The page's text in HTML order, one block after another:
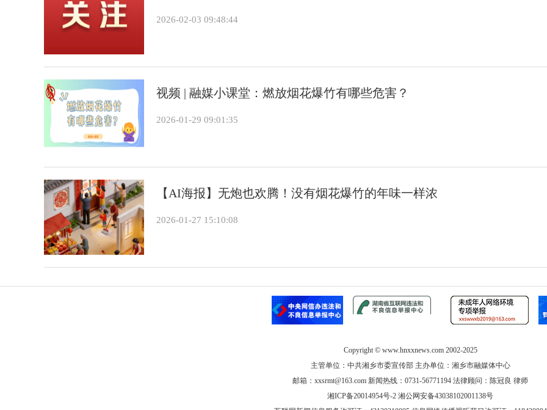
2026-02-03 09:48:44
视频 | 融媒小课堂：燃放烟花爆竹有哪些危害？
2026-01-29 09:01:35
【AI海报】无炮也欢腾！没有烟花爆竹的年味一样浓
2026-01-27 15:10:08
Copyright © www.hnxxnews.com2002-2025
主管单位：中共湘乡市委宣传部 主办单位：湘乡市融媒体中心
邮箱：xxsrmt@163.com 新闻热线：0731-56771194 法律顾问：陈冠良 律师
湘ICP备20014954号-2 湘公网安备43038102001138号